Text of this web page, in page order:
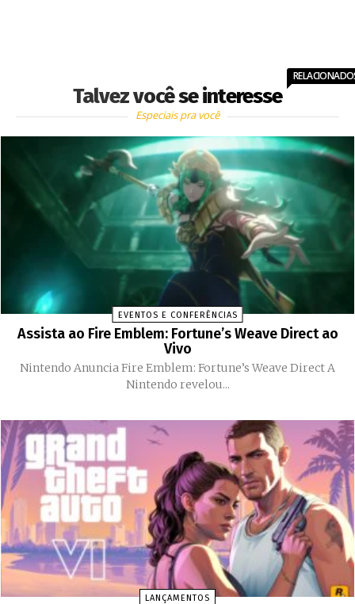
Talvez você se interesse
Especiais pra você
EVENTOS E CONFERÊNCIAS
Assista ao Fire Emblem: Fortune’s Weave Direct ao
Vivo
Nintendo Anuncia Fire Emblem: Fortune’s Weave Direct A
Nintendo revelou...
LANÇAMENTOS